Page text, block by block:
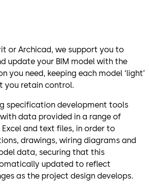
or Archicad, we support you to
update your BIM model with the
you need, keeping each model ‘light’
you retain control.
specification development tools
data provided in a range of
and text files, in order to
drawings, wiring diagrams and
data, securing that this
updated to reflect
as the project design develops.